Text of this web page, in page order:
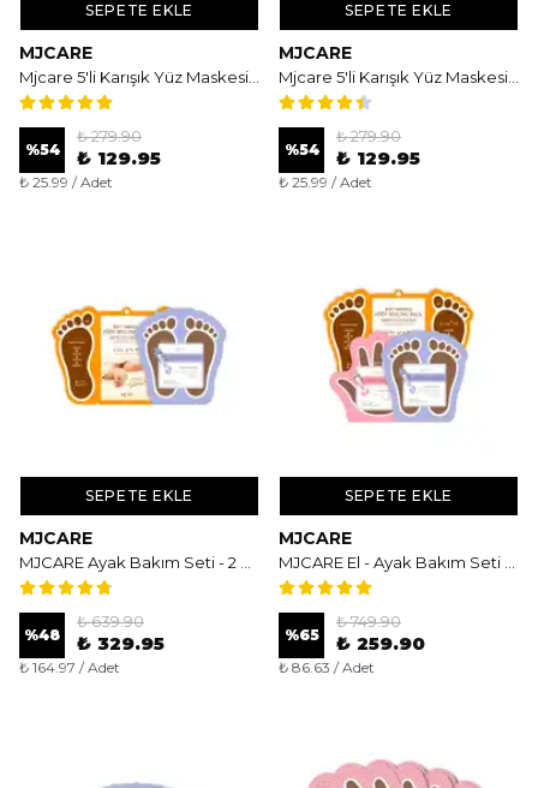
SEPETE EKLE
MJCARE
%54
₺ 279.90
₺ 129.95
₺ 25.99 / Adet
SEPETE EKLE
MJCARE
%54
₺ 279.90
₺ 129.95
₺ 25.99 / Adet
SEPETE EKLE
MJCARE
%48
₺ 639.90
₺ 329.95
₺ 164.97 / Adet
SEPETE EKLE
MJCARE
%65
₺ 749.90
₺ 259.90
₺ 86.63 / Adet